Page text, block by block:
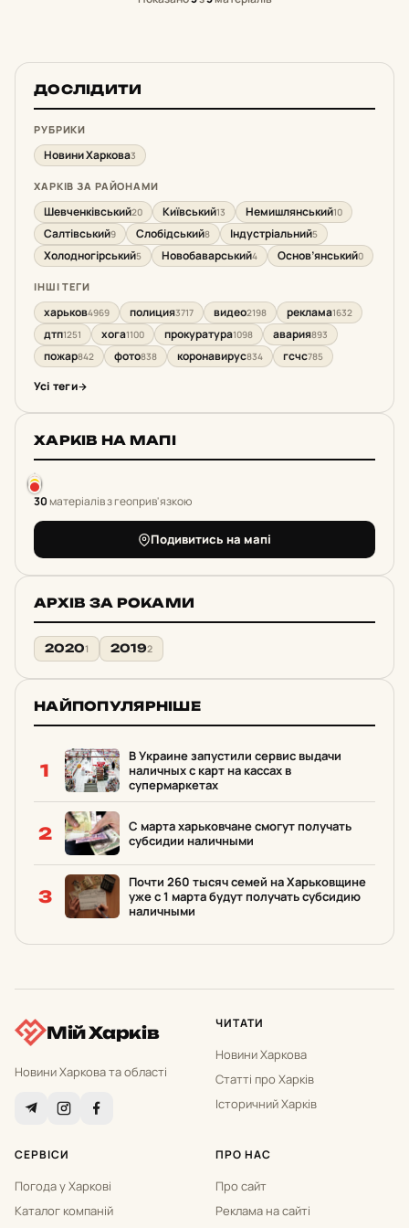
ДОСЛІДИТИ
РУБРИКИ
Новини Харкова3
ХАРКІВ ЗА РАЙОНАМИ
Шевченківський20 Київський13 Немишлянський10
Салтівський9 Слобідський8 Індустріальний5
Холодногірський5 Новобаварський4 Основ’янський0
ІНШІ ТЕГИ
харьков4969 полиция3717 видео2198 реклама1632
дтп1251 хога1100 прокуратура1098 авария893
пожар842 фото838 коронавирус834 гсчс785
Усі теги
ХАРКІВ НА МАПІ
30матеріалів з геоприв'язкою
Подивитись на мапі
АРХІВ ЗА РОКАМИ
20201 20192
НАЙПОПУЛЯРНІШЕ
1
В Украине запустили сервис выдачи
наличных с карт на кассах в
супермаркетах
2
С марта харьковчане смогут получать
субсидии наличными
3
Почти 260 тыcяч семей на Харьковщине
уже с 1 марта будут получать субсидию
наличными
Мій Харків
Новини Харкова та області
ЧИТАТИ
Новини Харкова
Статті про Харків
Історичний Харків
СЕРВІСИ
Погода у Харкові
Каталог компаній
ПРО НАС
Про сайт
Реклама на сайті